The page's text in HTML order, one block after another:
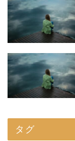
タグ